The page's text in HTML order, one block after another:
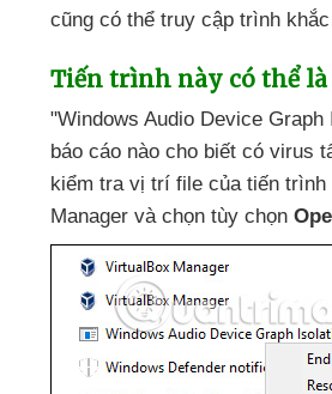
cũng có thể truy cập trình
Tiến trình này có thể
"Windows Audio Device
báo cáo nào cho biết có virus
kiểm tra vị trí file của tiến trình
Manager và chọn tùy chọn